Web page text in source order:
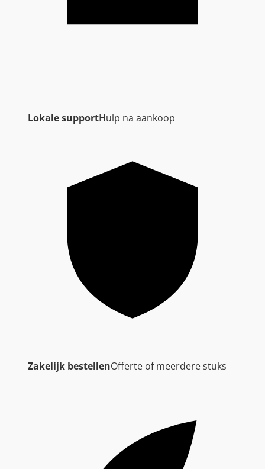
Lokale supportHulp na aankoop
Zakelijk bestellenOfferte of meerdere stuks